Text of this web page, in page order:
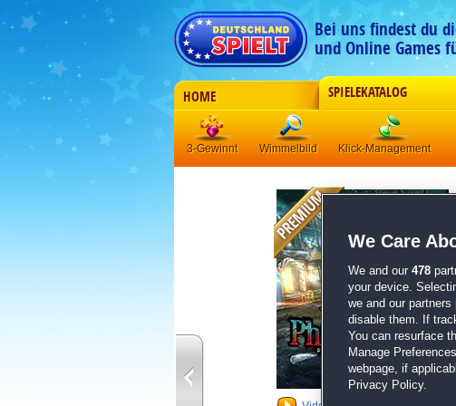
Bei uns findest du
und Online Games
HOME SPIELEKATALOG
3-Gewinnt Wimmelbild Klick-Management
We Care
We and our 478
your device.
we and our
disable them. If
You can resurface
Manage
webpage, if
Privacy Policy.